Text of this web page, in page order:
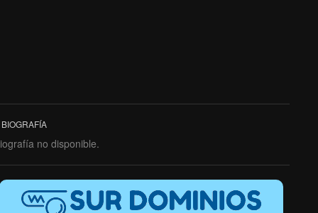
no disponible.